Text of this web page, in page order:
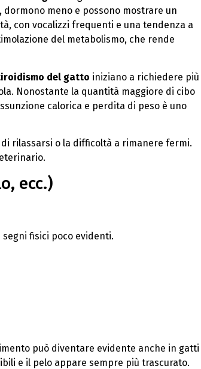
meno e possono mostrare un
con vocalizzi frequenti e una tendenza a
del metabolismo, che rende
del gatto iniziano a richiedere più
Nonostante la quantità maggiore di cibo
calorica e perdita di peso è uno
rilassarsi o la difficoltà a rimanere fermi.
ecc.)
fisici poco evidenti.
può diventare evidente anche in gatti
e il pelo appare sempre più trascurato.